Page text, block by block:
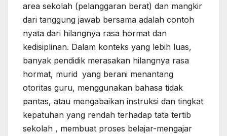
area sekolah (pelanggaran berat) dan mangkir
dari tanggung jawab bersama adalah contoh
nyata dari hilangnya rasa hormat dan
kedisiplinan. Dalam konteks yang lebih luas,
banyak pendidik merasakan hilangnya rasa
hormat, murid yang berani menantang
otoritas guru, menggunakan bahasa tidak
pantas, atau mengabaikan instruksi dan tingkat
kepatuhan yang rendah terhadap tata tertib
sekolah , membuat proses belajar-mengajar